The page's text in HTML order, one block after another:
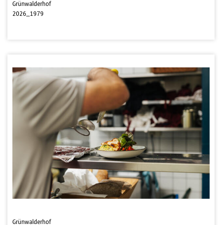
Grünwalderhof
2026_1979
Grünwalderhof